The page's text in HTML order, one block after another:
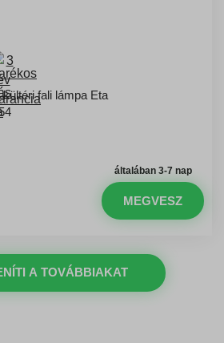
fali lámpa Eta
általában 3-7 nap
MEGVESZ
A TOVÁBBIAKAT